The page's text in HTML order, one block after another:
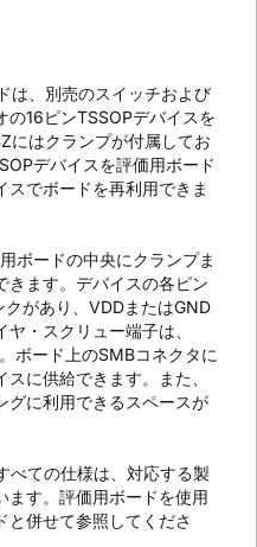
は、別売のスイッチおよび
の16ピンTSSOPデバイスを
にはクランプが付属してお
デバイスを評価用ボード
スでボードを再利用できま
ボードの中央にクランプま
きます。デバイスの各ピン
クがあり、VDDまたはGND
・スクリュー端子は、
ボード上のSMBコネクタに
に供給できます。また、
グに利用できるスペースが
べての仕様は、対応する製
ます。評価用ボードを使用
と併せて参照してくださ